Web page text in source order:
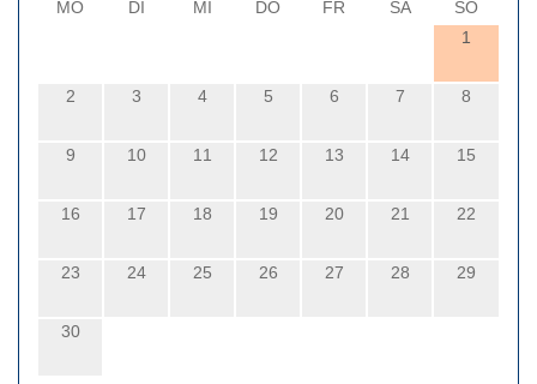
MO DI MI DO FR SA
SO
1
2 3 4 5 6 7 8
9 10 11 12 13 14 15
16 17 18 19 20 21 22
23 24 25 26 27 28 29
30